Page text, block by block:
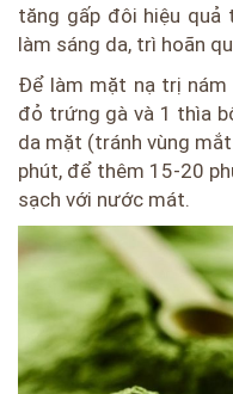
tăng gấp đôi hiệu
làm sáng da, trì hoãn
Để làm mặt nạ trị nám
đỏ trứng gà và 1 thìa
da mặt (tránh vùng
phút, để thêm 15-20
sạch với nước mát.